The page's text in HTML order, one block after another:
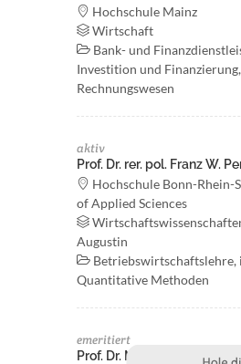
Hochschule Mainz
Wirtschaft
Bank- und
Investition und Finanzierung,
Rechnungswesen
aktiv
Prof. Dr. rer. pol. Franz W.
Hochschule Bonn-Rhein-
of Applied Sciences
Augustin
Betriebswirtschaftslehre,
Quantitative Methoden
emeritiert
Prof. Dr. Manfred Perlitz